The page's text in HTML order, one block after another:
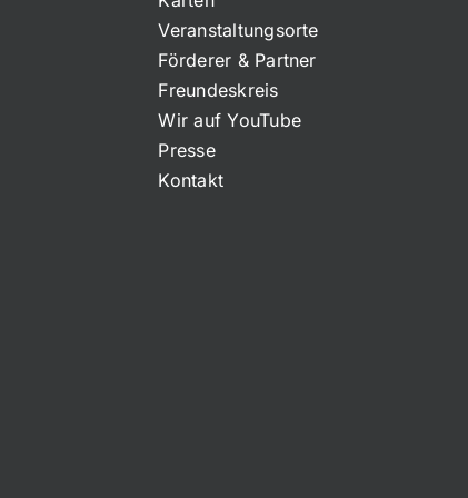
Veranstaltungsorte
Förderer & Partner
Freundeskreis
Wir auf YouTube
Presse
Kontakt